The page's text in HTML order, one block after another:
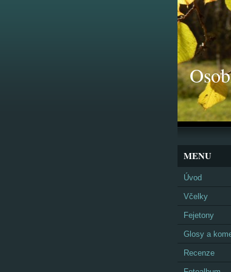
MENU
Úvod
Včelky
Fejetony
Glosy a
Recenze